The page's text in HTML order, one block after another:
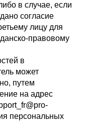
в случае, если
согласие
лицу для
правовому
в
может
путем
на адрес
персональных